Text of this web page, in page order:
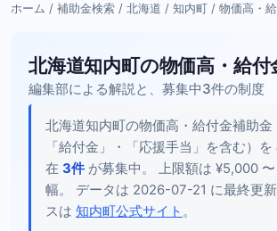
ホーム / 補助金検索 / 北海道 / 知内町 / 物価高・
北海道知内町の物価高・給付
編集部による解説と、募集中3件の制度
北海道知内町の物価高・給付金補助金
「給付金」・「応援手当」を含む）を
在 3件 が募集中。 上限額は ¥5,000
幅。 データは 2026-07-21 に最終更
スは 知内町公式サイト 。